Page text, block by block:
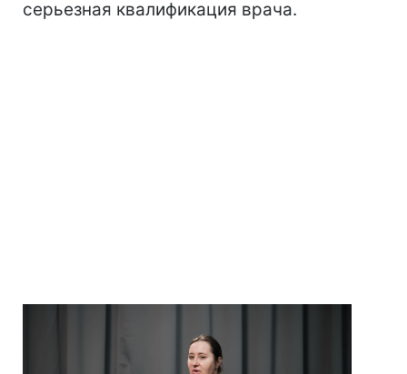
серьезная квалификация врача.